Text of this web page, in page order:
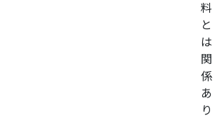
料
と
は
関
係
あ
り